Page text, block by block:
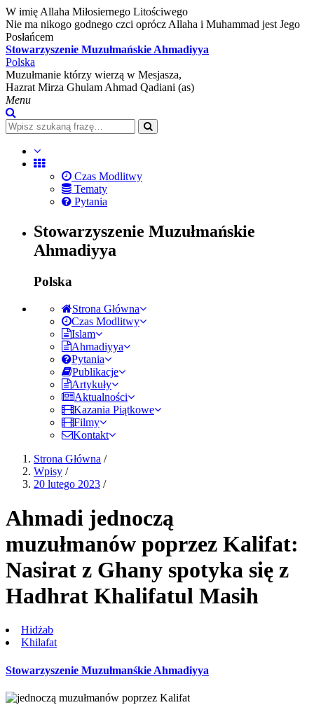
W imię Allaha Miłosiernego Litościwego
Nie ma nikogo godnego czci oprócz Allaha i Muhammad jest Jego
Posłańcem
Stowarzyszenie Muzułmańskie Ahmadiyya
Polska
Muzułmanie którzy wierzą w Mesjasza,
Hazrat Mirza Ghulam Ahmad Qadiani (as)
Menu
Czas Modlitwy
Tematy
Pytania
Stowarzyszenie Muzułmańskie
Ahmadiyya
Polska
Strona Główna
Czas Modlitwy
Islam
Ahmadiyya
Pytania
Publikacje
Artykuły
Aktualności
Kazania Piątkowe
Filmy
Kontakt
Strona Główna /
Wpisy /
20 lutego 2023 /
Ahmadi jednoczą
muzułmanów poprzez Kalifat:
Nasirat z Ghany spotyka się z
Hadhrat Khalifatul Masih
Hidżab
Khilafat
Stowarzyszenie Muzułmanśkie Ahmadiyya